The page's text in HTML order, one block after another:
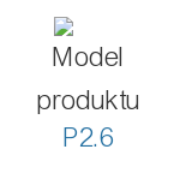
Model
produktu
P2.6